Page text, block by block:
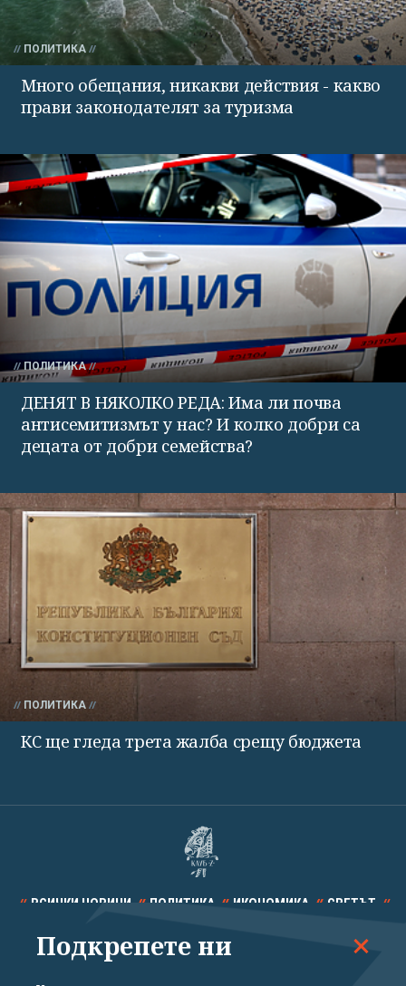
ПОЛИТИКА
Много обещания, никакви действия - какво
прави законодателят за туризма
ПОЛИТИКА
ДЕНЯТ В НЯКОЛКО РЕДА: Има ли почва
антисемитизмът у нас? И колко добри са
децата от добри семейства?
ПОЛИТИКА
КС ще гледа трета жалба срещу бюджета
ВСИЧКИ НОВИНИ ПОЛИТИКА ИКОНОМИКА СВЕТЪТ
СПОРТ КУЛТУРА ТЕХНОЛОГИИ КАЛЕЙДОСКОП
Подкрепете ни